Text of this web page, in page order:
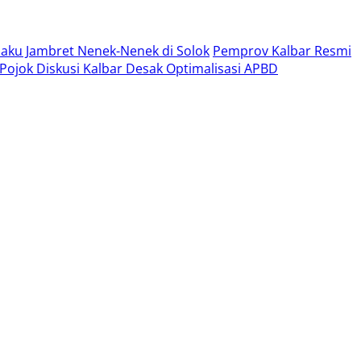
Jambret Nenek-Nenek di Solok Pemprov Kalbar Resmi
Diskusi Kalbar Desak Optimalisasi APBD